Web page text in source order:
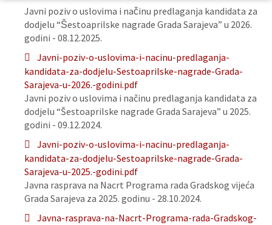
Javni poziv o uslovima i načinu predlaganja kandidata za
dodjelu “Šestoaprilske nagrade Grada Sarajeva” u 2026.
godini - 08.12.2025.
Javni-poziv-o-uslovima-i-nacinu-predlaganja-
kandidata-za-dodjelu-Sestoaprilske-nagrade-Grada-
Sarajeva-u-2026.-godini.pdf
Javni poziv o uslovima i načinu predlaganja kandidata za
dodjelu “Šestoaprilske nagrade Grada Sarajeva” u 2025.
godini - 09.12.2024.
Javni-poziv-o-uslovima-i-nacinu-predlaganja-
kandidata-za-dodjelu-Sestoaprilske-nagrade-Grada-
Sarajeva-u-2025.-godini.pdf
Javna rasprava na Nacrt Programa rada Gradskog vijeća
Grada Sarajeva za 2025. godinu - 28.10.2024.
Javna-rasprava-na-Nacrt-Programa-rada-Gradskog-